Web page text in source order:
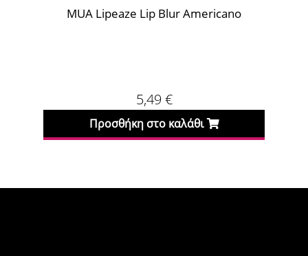
MUA Lipeaze Lip Blur Americano
5,49 €
Προσθήκη στο καλάθι